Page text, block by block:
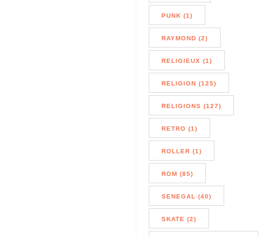
PUNK (1)
RAYMOND (2)
RELIGIEUX (1)
RELIGION (125)
RELIGIONS (127)
RETRO (1)
ROLLER (1)
ROM (85)
SENEGAL (40)
SKATE (2)